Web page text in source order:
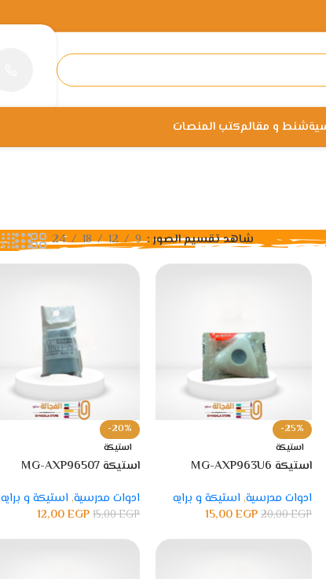
شنط و مقالمكتب المنصات
شاهد تقسيم الصور 9
12
18
24
-25%
استيكة
استيكة MG-AXP963U6
ادوات مدرسية, استيكة و برايه
20,00EGP
15,00EGP
-20%
استيكة
استيكة MG-AXP96507
ادوات مدرسية, استيكة و برايه
15,00EGP
12,00EGP